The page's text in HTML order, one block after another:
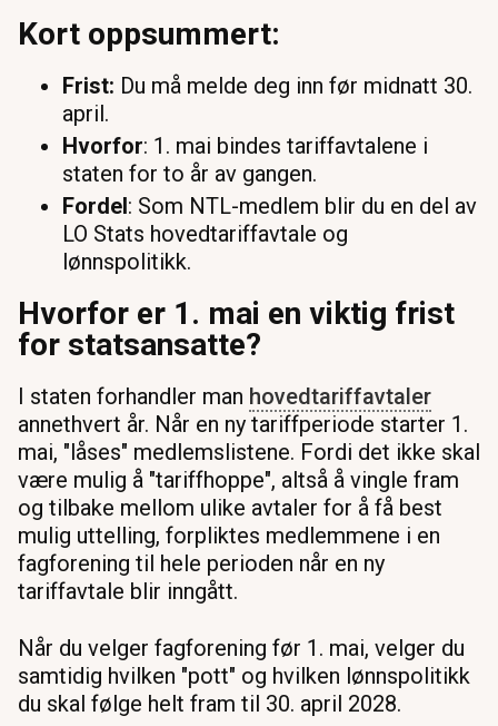
Kort oppsummert:
Frist: Du må melde deg inn før midnatt 30.
april.
Hvorfor: 1. mai bindes tariffavtalene i
staten for to år av gangen.
Fordel: Som NTL-medlem blir du en del av
LO Stats hovedtariffavtale og
lønnspolitikk.
Hvorfor er 1. mai en viktig frist
for statsansatte?
I staten forhandler man hovedtariffavtaler
annethvert år. Når en ny tariffperiode starter 1.
mai, "låses" medlemslistene. Fordi det ikke skal
være mulig å "tariffhoppe", altså å vingle fram
og tilbake mellom ulike avtaler for å få best
mulig uttelling, forpliktes medlemmene i en
fagforening til hele perioden når en ny
tariffavtale blir inngått.
Når du velger fagforening før 1. mai, velger du
samtidig hvilken "pott" og hvilken lønnspolitikk
du skal følge helt fram til 30. april 2028.